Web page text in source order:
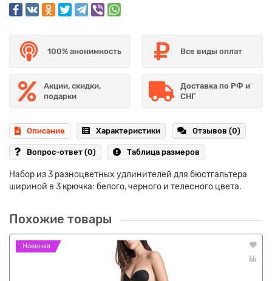
100% анонимность Все виды оплат
Акции, скидки,
подарки
Доставка по РФ и
СНГ
Описание Характеристики Отзывов (0)
Вопрос-ответ (0) Таблица размеров
Набор из 3 разноцветных удлинителей для бюстгальтера
шириной в 3 крючка: белого, черного и телесного цвета.
Похожие товары
Новинка